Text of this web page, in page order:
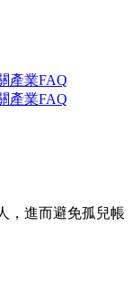
產業FAQ
產業FAQ
，進而避免孤兒帳